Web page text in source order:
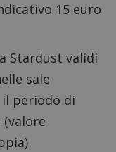
15 euro
Stardust validi
sale
periodo di